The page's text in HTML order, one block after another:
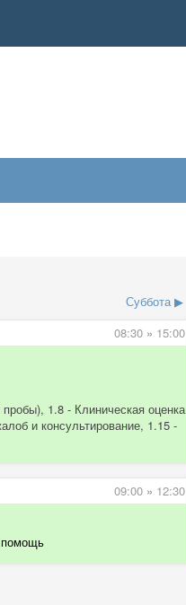
Суббота ▶
08:30 » 15:00
1.8 - Клиническая оценка
и консультирование, 1.15 -
09:00 » 12:30
помощь